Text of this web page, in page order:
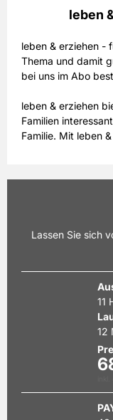
leben
leben & erziehen -
Thema und damit
bei uns im Abo
leben & erziehen
Familien
Familie. Mit leben
Ratgeber. Das
Jahresabo
Informationen
kontinuierlich
liegt ein Miniheft
abheften lässt. Ein
auch das perfekte
Erdenbürgers.
besten gleich
Familie, die Sie
Lassen Sie sich
11
12